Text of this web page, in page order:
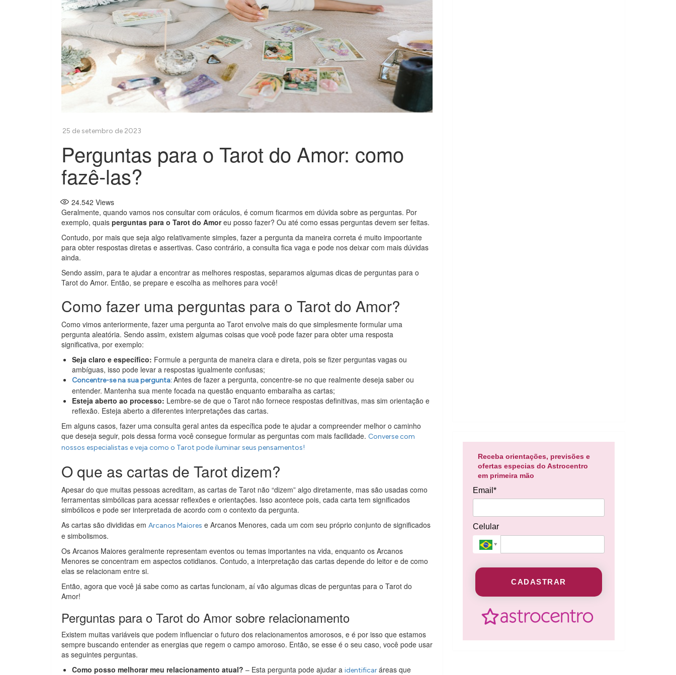
Perguntas para o Tarot do Amor: como
fazê-las?
24.542 Views
Geralmente, quando vamos nos consultar com oráculos, é comum ficarmos em dúvida sobre as perguntas. Por
exemplo, quais perguntas para o Tarot do Amoreu posso fazer? Ou até como essas perguntas devem ser feitas.
Contudo, por mais que seja algo relativamente simples, fazer a pergunta da maneira correta é muito impoortante
para obter respostas diretas e assertivas. Caso contrário, a consulta fica vaga e pode nos deixar com mais dúvidas
ainda.
Sendo assim, para te ajudar a encontrar as melhores respostas, separamos algumas dicas de perguntas para o
Tarot do Amor. Então, se prepare e escolha as melhores para você!
Como fazer uma perguntas para o Tarot do Amor?
Como vimos anteriormente, fazer uma pergunta ao Tarot envolve mais do que simplesmente formular uma
pergunta aleatória. Sendo assim, existem algumas coisas que você pode fazer para obter uma resposta
significativa, por exemplo:
Seja claro e específico: Formule a pergunta de maneira clara e direta, pois se fizer perguntas vagas ou
ambíguas, isso pode levar a respostas igualmente confusas;
Concentre-se na sua pergunta:Antes de fazer a pergunta, concentre-se no que realmente deseja saber ou
entender. Mantenha sua mente focada na questão enquanto embaralha as cartas;
Esteja aberto ao processo: Lembre-se de que o Tarot não fornece respostas definitivas, mas sim orientação e
reflexão. Esteja aberto a diferentes interpretações das cartas.
Em alguns casos, fazer uma consulta geral antes da específica pode te ajudar a compreender melhor o caminho
que deseja seguir, pois dessa forma você consegue formular as perguntas com mais facilidade. Converse com
nossos especialistas e veja como o Tarot pode iluminar seus pensamentos!
O que as cartas de Tarot dizem?
Apesar do que muitas pessoas acreditam, as cartas de Tarot não “dizem” algo diretamente, mas são usadas como
ferramentas simbólicas para acessar reflexões e orientações. Isso acontece pois, cada carta tem significados
simbólicos e pode ser interpretada de acordo com o contexto da pergunta.
As cartas são divididas em Arcanos Maiores e Arcanos Menores, cada um com seu próprio conjunto de significados
e simbolismos.
Os Arcanos Maiores geralmente representam eventos ou temas importantes na vida, enquanto os Arcanos
Menores se concentram em aspectos cotidianos. Contudo, a interpretação das cartas depende do leitor e de como
elas se relacionam entre si.
Então, agora que você já sabe como as cartas funcionam, aí vão algumas dicas de perguntas para o Tarot do
Amor!
Perguntas para o Tarot do Amor sobre relacionamento
Existem muitas variáveis que podem influenciar o futuro dos relacionamentos amorosos, e é por isso que estamos
sempre buscando entender as energias que regem o campo amoroso. Então, se esse é o seu caso, você pode usar
as seguintes perguntas.
Como posso melhorar meu relacionamento atual? – Esta pergunta pode ajudar a identificaráreas que
Receba orientações, previsões e
ofertas especias do Astrocentro
em primeira mão
Email*
Celular
CADASTRAR